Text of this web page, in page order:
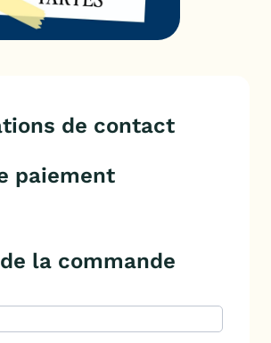
de contact
paiement
la commande